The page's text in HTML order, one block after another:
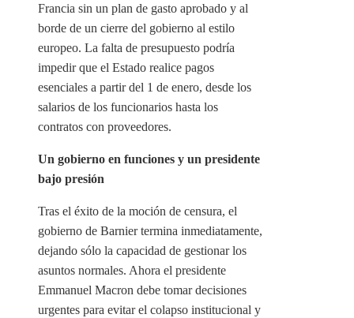
Francia sin un plan de gasto aprobado y al
borde de un cierre del gobierno al estilo
europeo. La falta de presupuesto podría
impedir que el Estado realice pagos
esenciales a partir del 1 de enero, desde los
salarios de los funcionarios hasta los
contratos con proveedores.
Un gobierno en funciones y un presidente
bajo presión
Tras el éxito de la moción de censura, el
gobierno de Barnier termina inmediatamente,
dejando sólo la capacidad de gestionar los
asuntos normales. Ahora el presidente
Emmanuel Macron debe tomar decisiones
urgentes para evitar el colapso institucional y